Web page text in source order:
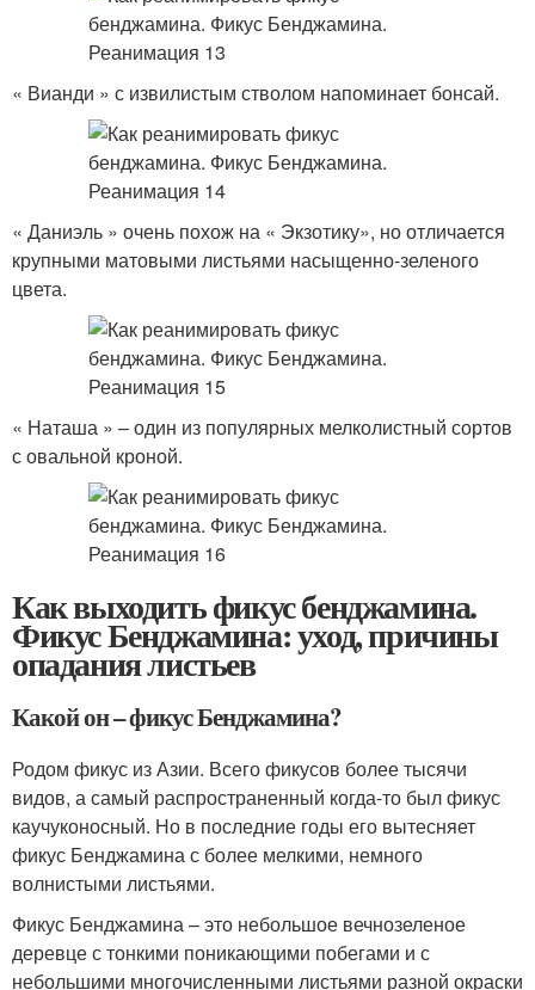
« Вианди » с извилистым стволом напоминает бонсай.
« Даниэль » очень похож на « Экзотику», но отличается
крупными матовыми листьями насыщенно-зеленого
цвета.
« Наташа » – один из популярных мелколистный сортов
с овальной кроной.
Как выходить фикус бенджамина.
Фикус Бенджамина: уход, причины
опадания листьев
Какой он – фикус Бенджамина?
Родом фикус из Азии. Всего фикусов более тысячи
видов, а самый распространенный когда-то был фикус
каучуконосный. Но в последние годы его вытесняет
фикус Бенджамина с более мелкими, немного
волнистыми листьями.
Фикус Бенджамина – это небольшое вечнозеленое
деревце с тонкими поникающими побегами и с
небольшими многочисленными листьями разной окраски